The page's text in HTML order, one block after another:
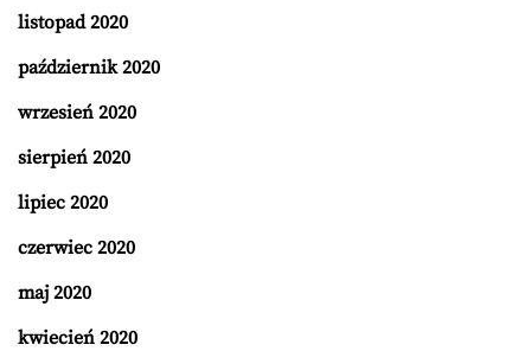
listopad 2020
październik 2020
wrzesień 2020
sierpień 2020
lipiec 2020
czerwiec 2020
maj 2020
kwiecień 2020